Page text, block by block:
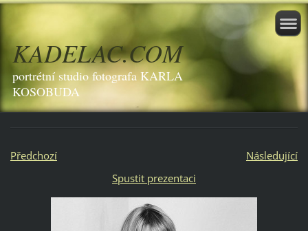
KADELAC.COM
portrétní studio fotografa KARLA
KOSOBUDA
Předchozí
Následující
Spustit prezentaci